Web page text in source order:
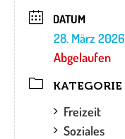
DATUM
28. März 2026
Abgelaufen
KATEGORIE
Freizeit
Soziales